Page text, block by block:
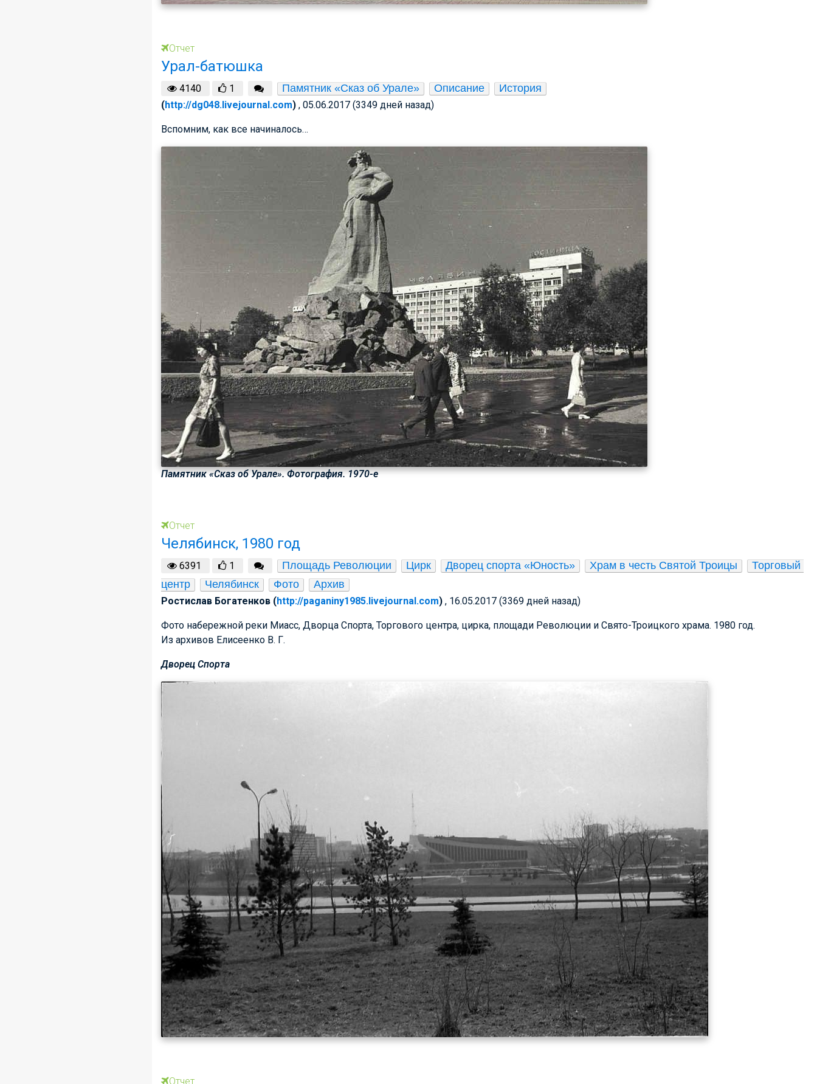
Отчет
Урал-батюшка
4140 1 Памятник «Сказ об Урале» Описание История
(http://dg048.livejournal.com) , 05.06.2017 (3349 дней назад)
Вспомним, как все начиналось…
Памятник «Сказ об Урале». Фотография. 1970-е
Отчет
Челябинск, 1980 год
6391 1 Площадь Революции Цирк Дворец спорта «Юность» Храм в честь Святой Троицы
Торговый
центр
Челябинск Фото Архив
Ростислав Богатенков (http://paganiny1985.livejournal.com) , 16.05.2017 (3369 дней назад)
Фото набережной реки Миасс, Дворца Спорта, Торгового центра, цирка, площади Революции и Свято-Троицкого храма. 1980 год.
Из архивов Елисеенко В. Г.
Дворец Спорта
Отчет